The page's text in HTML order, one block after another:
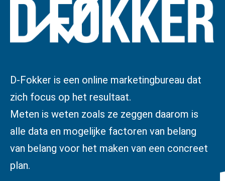
D-Fokker is een online marketingbureau dat
zich focus op het resultaat.
Meten is weten zoals ze zeggen daarom is
alle data en mogelijke factoren van belang
van belang voor het maken van een concreet
plan.